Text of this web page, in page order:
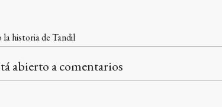
la historia de Tandil
abierto a comentarios